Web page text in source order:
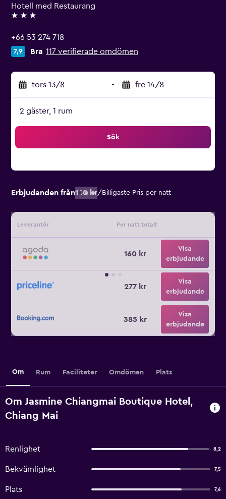
Hotell med Restaurang
3 stjärnor
+66 53 274 718
7,9 Bra 117 verifierade omdömen
tors 13/8 - fre 14/8
2 gäster, 1 rum
Sök
Erbjudanden från160 kr/ Billigaste Pris per natt
Leverantör Per natt totalt
160 kr
Visa
erbjudande
277 kr
Visa
erbjudande
385 kr
Visa
erbjudande
Om Rum Faciliteter Omdömen Plats
Om Jasmine Chiangmai Boutique Hotel,
Chiang Mai
Renlighet 8,2
Bekvämlighet 7,5
Plats 7,6